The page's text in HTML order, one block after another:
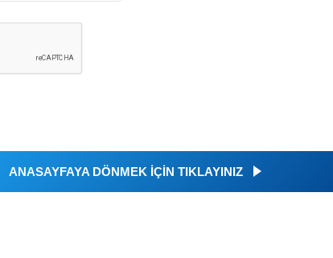
ANASAYFAYA DÖNMEK İÇİN TIKLAYINIZ